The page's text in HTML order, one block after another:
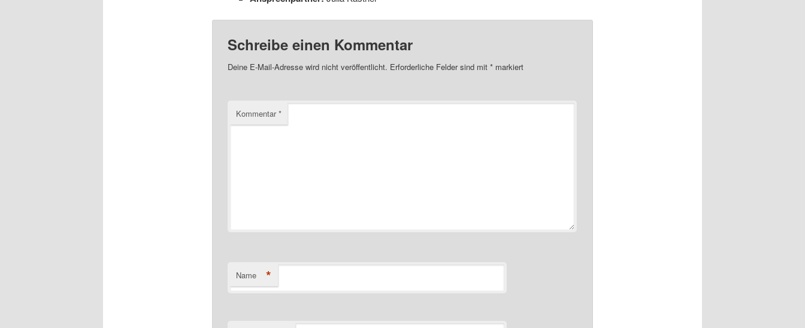
Schreibe einen Kommentar
Deine E-Mail-Adresse wird nicht veröffentlicht. Erforderliche Felder sind mit *markiert
Kommentar*
Name *